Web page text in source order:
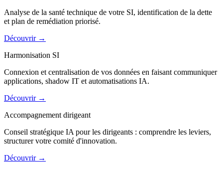
Analyse de la santé technique de votre SI, identification de la dette
et plan de remédiation priorisé.
Découvrir →
Harmonisation SI
Connexion et centralisation de vos données en faisant communiquer
applications, shadow IT et automatisations IA.
Découvrir →
Accompagnement dirigeant
Conseil stratégique IA pour les dirigeants : comprendre les leviers,
structurer votre comité d'innovation.
Découvrir →